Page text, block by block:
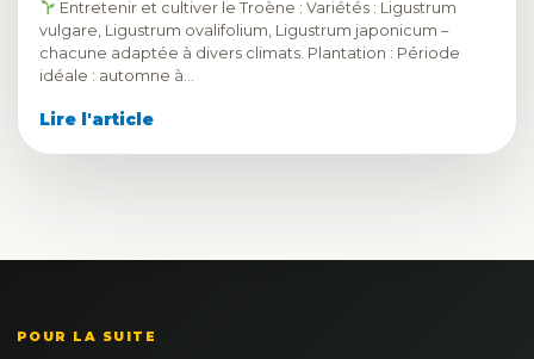
Entretenir et cultiver le Troène : Variétés : Ligustrum
vulgare, Ligustrum ovalifolium, Ligustrum japonicum –
chacune adaptée à divers climats. Plantation : Période
idéale : automne à…
Lire l'article
POUR LA SUITE